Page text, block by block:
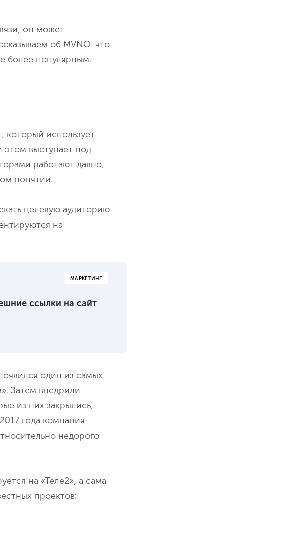
он может
об MVNO: что
более популярным.
который использует
выступает под
работают давно,
понятии.
целевую аудиторию
на
МАРКЕТИНГ
ссылки на сайт
один из самых
Затем внедрили
из них закрылись,
года компания
недорого
на «Теле2», а сама
проектов: